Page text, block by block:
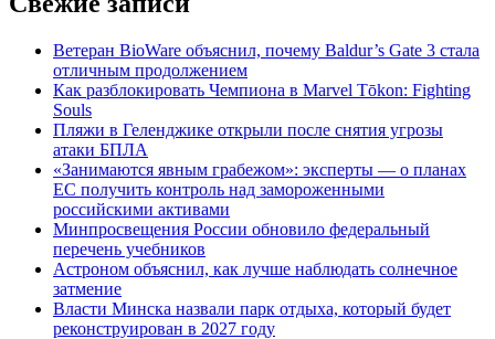
Ветеран BioWare объяснил, почему Baldur’s Gate 3 стала
отличным продолжением
Как разблокировать Чемпиона в Marvel Tōkon: Fighting
Souls
Пляжи в Геленджике открыли после снятия угрозы
атаки БПЛА
«Занимаются явным грабежом»: эксперты — о планах
ЕС получить контроль над замороженными
российскими активами
Минпросвещения России обновило федеральный
перечень учебников
Астроном объяснил, как лучше наблюдать солнечное
затмение
Власти Минска назвали парк отдыха, который будет
реконструирован в 2027 году